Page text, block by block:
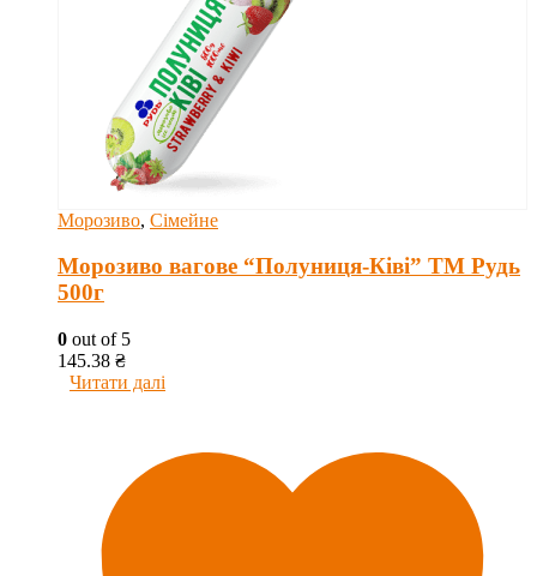
Морозиво, Сімейне
Морозиво вагове “Полуниця-Ківі” ТМ Рудь
500г
0 out of 5
145.38 ₴
Читати далі